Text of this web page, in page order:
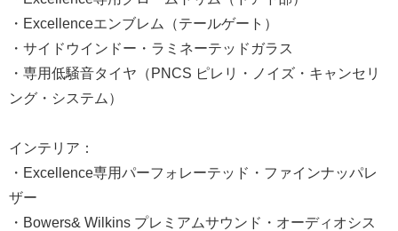
・Excellenceエンブレム（テールゲート）
・サイドウインドー・ラミネーテッドガラス
・専用低騒音タイヤ（PNCS ピレリ・ノイズ・キャンセリ
ング・システム）
インテリア：
・Excellence専用パーフォレーテッド・ファインナッパレ
ザー
・Bowers& Wilkins プレミアムサウンド・オーディオシス